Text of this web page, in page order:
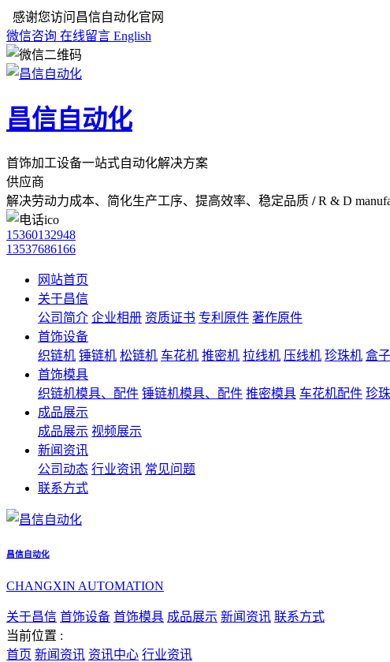
感谢您访问昌信自动化官网
微信咨询 在线留言 English
昌信自动化
首饰加工设备一站式自动化解决方案
供应商
解决劳动力成本、简化生产工序、提高效率、稳定品质 / R & D
15360132948
13537686166
网站首页
关于昌信
公司简介 企业相册 资质证书 专利原件 著作原件
首饰设备
织链机 锤链机 松链机 车花机 推密机 拉线机 压线机 珍珠机 盒
首饰模具
织链机模具、配件 锤链机模具、配件 推密模具 车花机配件 珍
成品展示
成品展示 视频展示
新闻资讯
公司动态 行业资讯 常见问题
联系方式
昌信自动化
CHANGXIN AUTOMATION
关于昌信 首饰设备 首饰模具 成品展示 新闻资讯 联系方式
当前位置 :
首页 新闻资讯 资讯中心 行业资讯